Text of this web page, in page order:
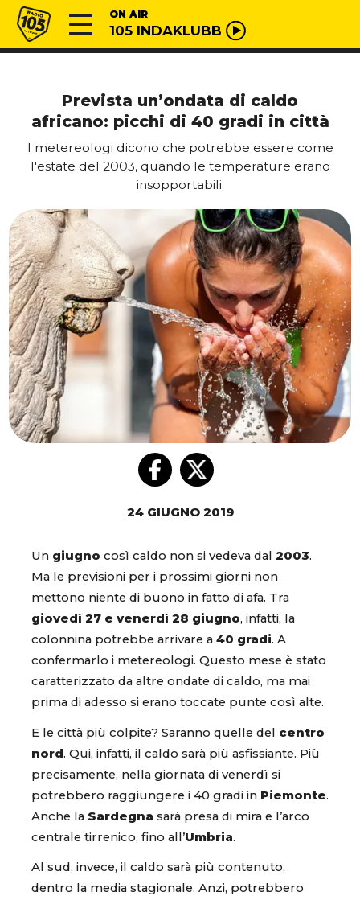
Vai al contenuto
Radio 105 ON AIR
105 INDAKLUBB
Prevista un’ondata di caldo
africano: picchi di 40 gradi in città
I metereologi dicono che potrebbe essere come
l'estate del 2003, quando le temperature erano
insopportabili.
24 GIUGNO 2019
Un giugno così caldo non si vedeva dal 2003.
Ma le previsioni per i prossimi giorni non
mettono niente di buono in fatto di afa. Tra
giovedì 27 e venerdì 28 giugno, infatti, la
colonnina potrebbe arrivare a 40 gradi. A
confermarlo i metereologi. Questo mese è stato
caratterizzato da altre ondate di caldo, ma mai
prima di adesso si erano toccate punte così alte.
E le città più colpite? Saranno quelle del centro
nord. Qui, infatti, il caldo sarà più asfissiante. Più
precisamente, nella giornata di venerdì si
potrebbero raggiungere i 40 gradi in Piemonte.
Anche la Sardegna sarà presa di mira e l’arco
centrale tirrenico, fino all’Umbria.
Al sud, invece, il caldo sarà più contenuto,
dentro la media stagionale. Anzi, potrebbero